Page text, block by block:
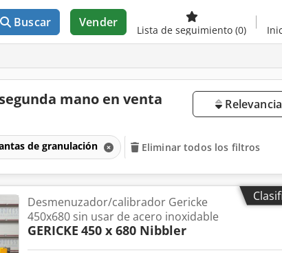
Buscar Vender
Lista de seguimiento (0)
mano en venta Relevancia
de granulación Eliminar todos los filtros
Desmenuzador/calibrador Gericke
450x680 sin usar de acero inoxidable
GERICKE 450 x 680 Nibbler